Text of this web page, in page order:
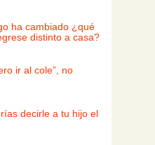
ha cambiado ¿qué
distinto a casa?
ir al cole”, no
decirle a tu hijo el